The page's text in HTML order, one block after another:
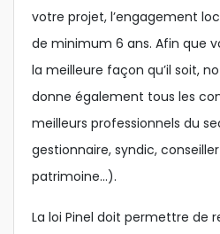
votre projet, l’engagement
de minimum 6 ans. Afin que
la meilleure façon qu’il soit,
donne également tous les
meilleurs professionnels du
gestionnaire, syndic,
patrimoine…).
La loi Pinel doit permettre de